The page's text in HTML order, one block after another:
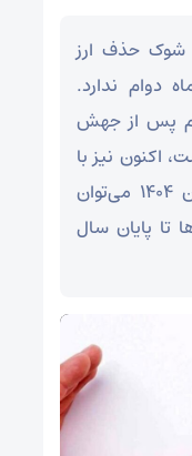
شوک حذف ارز
دوام ندارد.
که در سال ۱۴۰۱ تورم پس از جهش
اکنون نیز با
ثبت تورم ۸.۴ درصدی در بهمن ۱۴۰۴ می‌توان
تا پایان سال